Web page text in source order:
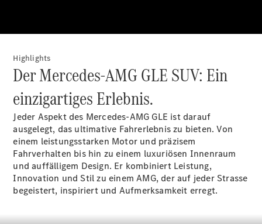
Reparatur
&
Garantie
Highlights
Der Mercedes-AMG GLE SUV: Ein
einzigartiges Erlebnis.
Jeder Aspekt des Mercedes-AMG GLE ist darauf
ausgelegt, das ultimative Fahrerlebnis zu bieten. Von
einem leistungsstarken Motor und präzisem
Fahrverhalten bis hin zu einem luxuriösen Innenraum
und auffälligem Design. Er kombiniert Leistung,
Innovation und Stil zu einem AMG, der auf jeder Strasse
begeistert, inspiriert und Aufmerksamkeit erregt.